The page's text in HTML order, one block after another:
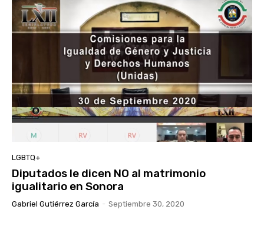
LGBTQ+
Diputados le dicen NO al matrimonio
igualitario en Sonora
Gabriel Gutiérrez García - Septiembre 30, 2020